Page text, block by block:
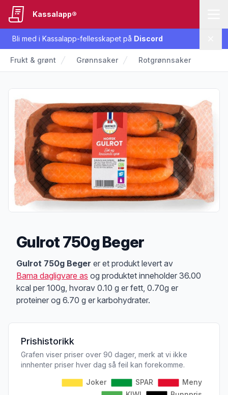
Bli med i Kassalapp-fellesskapet på Discord
Kassalapp®
Frukt & grønt Grønnsaker Rotgrønnsaker
Gulrot 750g Beger
Produktbeskrivelse
Gulrot 750g Beger er et produkt levert av
Bama dagligvare as og produktet inneholder 36.00
kcal per 100g, hvorav 0.10 g er fett, 0.70g er
proteiner og 6.70 g er karbohydrater.
Prishistorikk
Grafen viser priser over 90 dager, merk at vi ikke
innhenter priser hver dag så feil kan forekomme.